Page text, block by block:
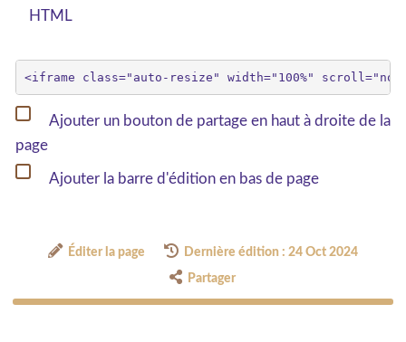
HTML
Ajouter un bouton de partage en haut à droite de la
page
Ajouter la barre d'édition en bas de page
Éditer la page Dernière édition : 24 Oct 2024
Partager